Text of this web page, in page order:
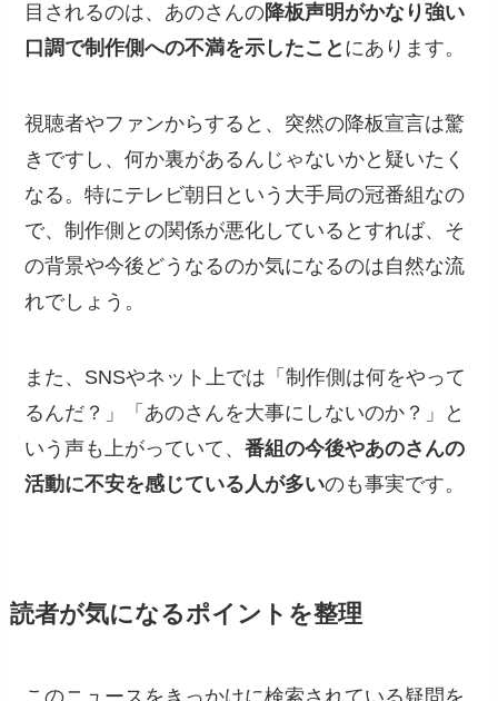
目されるのは、あのさんの降板声明がかなり強い
口調で制作側への不満を示したこと にあります。
視聴者やファンからすると、突然の降板宣言は驚
きですし、何か裏があるんじゃないかと疑いたく
なる。特にテレビ朝日という大手局の冠番組なの
で、制作側との関係が悪化しているとすれば、そ
の背景や今後どうなるのか気になるのは自然な流
れでしょう。
また、SNSやネット上では「制作側は何をやって
るんだ？」「あのさんを大事にしないのか？」と
いう声も上がっていて、番組の今後やあのさんの
活動に不安を感じている人が多いのも事実です。
読者が気になるポイントを整理
このニュースをきっかけに検索されている疑問を